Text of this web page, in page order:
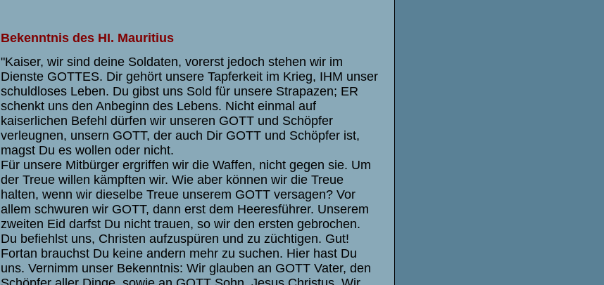
Bekenntnis des HI. Mauritius
"Kaiser, wir sind deine Soldaten, vorerst jedoch stehen wir im
Dienste GOTTES. Dir gehört unsere Tapferkeit im Krieg, IHM unser
schuldloses Leben. Du gibst uns Sold für unsere Strapazen; ER
schenkt uns den Anbeginn des Lebens. Nicht einmal auf
kaiserlichen Befehl dürfen wir unseren GOTT und Schöpfer
verleugnen, unsern GOTT, der auch Dir GOTT und Schöpfer ist,
magst Du es wollen oder nicht.
Für unsere Mitbürger ergriffen wir die Waffen, nicht gegen sie. Um
der Treue willen kämpften wir. Wie aber können wir die Treue
halten, wenn wir dieselbe Treue unserem GOTT versagen? Vor
allem schwuren wir GOTT, dann erst dem Heeresführer. Unserem
zweiten Eid darfst Du nicht trauen, so wir den ersten gebrochen.
Du befiehlst uns, Christen aufzuspüren und zu züchtigen. Gut!
Fortan brauchst Du keine andern mehr zu suchen. Hier hast Du
uns. Vernimm unser Bekenntnis: Wir glauben an GOTT Vater, den